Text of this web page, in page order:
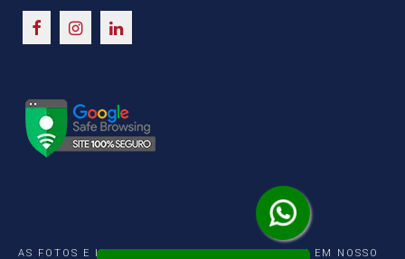
AS FOTOS E IMAGENS CONTIDAS E UTILIZADAS EM NOSSO